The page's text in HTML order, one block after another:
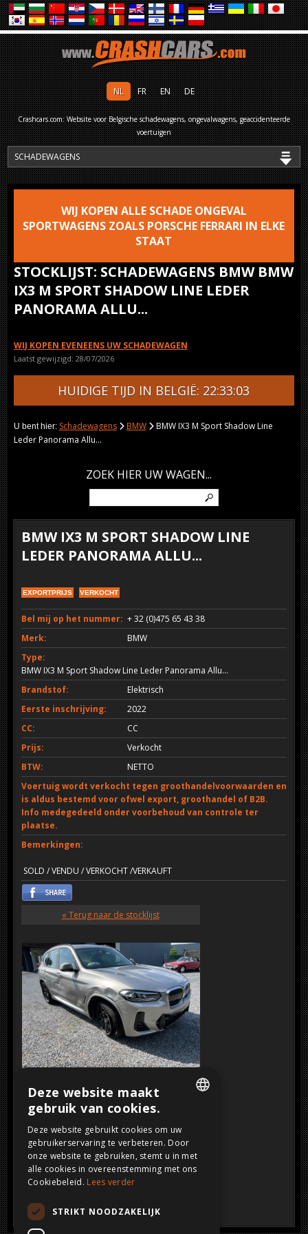
NL FR EN DE
Crashcars.com: Website voor Belgische schadewagens, ongevalwagens, geaccidenteerde
voertuigen
STOCKLIJST: SCHADEWAGENS BMW BMW
IX3 M SPORT SHADOW LINE LEDER
PANORAMA ALLU...
WIJ KOPEN ALLE SCHADE ONGEVAL
SPORTWAGENS ZOALS PORSCHE FERRARI IN ELKE
STAAT
WIJ KOPEN EVENEENS UW SCHADEWAGEN
Laatst gewijzigd: 28/07/2026
HUIDIGE TIJD IN BELGIË: 22:33:03
U bent hier: Schadewagens BMW
BMW IX3 M Sport Shadow Line
Leder Panorama Allu...
ZOEK HIER UW WAGEN...
BMW IX3 M SPORT SHADOW LINE
LEDER PANORAMA ALLU...
EXPORTPRIJS VERKOCHT
Bel mij op het nummer: + 32 (0)475 65 43 38
Merk:
BMW
Type:
BMW IX3 M Sport Shadow Line Leder Panorama Allu...
Brandstof:
Elektrisch
Eerste inschrijving:
2022
CC:
CC
Prijs:
Verkocht
BTW:
NETTO
Voertuig wordt verkocht tegen groothandelvoorwaarden en
is aldus bestemd voor ofwel export, groothandel of B2B.
Info medegedeeld onder voorbehoud van controle ter
plaatse.
Bemerkingen:
SOLD / VENDU / VERKOCHT /VERKAUFT
« Terug naar de stocklijst
SOLD
Klik op de afbeelding voor een grotere
FRENCH
ENGLISH
Deze website maakt
gebruik van cookies.
Deze website gebruikt cookies om uw
gebruikerservaring te verbeteren. Door
onze website te gebruiken, stemt u in met
alle cookies in overeenstemming met ons
Cookiebeleid. Lees verder
STRIKT NOODZAKELIJK